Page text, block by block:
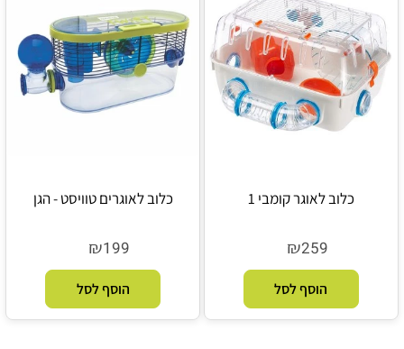
כלוב לאוגר קומבי 1
₪259
הוסף לסל
כלוב לאוגרים טוויסט - הגן
₪199
הוסף לסל